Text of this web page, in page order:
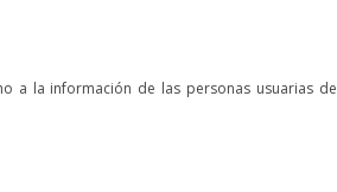
a la información de las personas usuarias de